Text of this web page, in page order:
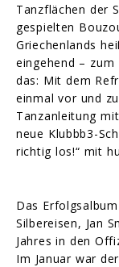
Tanzflächen der
gespielten
Griechenlands
eingehend –
das: Mit dem
einmal vor und
Tanzanleitung
neue Klubbb3-
richtig los!“ mit
Das
Silbereisen, Jan
Jahres in den
Im Januar war